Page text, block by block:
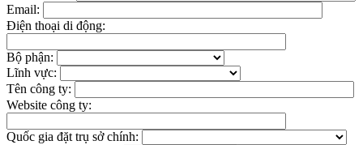
Email:
Điện thoại di động:
Bộ phận:
Lĩnh vực:
Tên công ty:
Website công ty:
Quốc gia đặt trụ sở chính: